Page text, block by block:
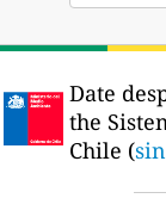
Date
the
Chile (